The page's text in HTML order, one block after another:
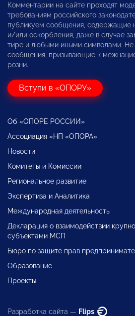
Комментарии на сайте проходят
требованиям российского
публикуем сообщения, содержащие
и/или оскорбления, даже в случае
тире и любыми иными символами. Не
сообщения, призывающие к
розни.
Вступи в «ОПОРУ»
Об «ОПОРЕ РОССИИ»
Ассоциация «НП «ОПОРА»
Новости
Комитеты и Комиссии
Региональное развитие
Экспертиза и Аналитика
Международная деятельность
Декларация о взаимодействии
субъектами МСП
Бюро по защите прав
Образование
Проекты
Разработка сайта — Flips